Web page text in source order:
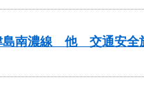
島南濃線 他 交通安全